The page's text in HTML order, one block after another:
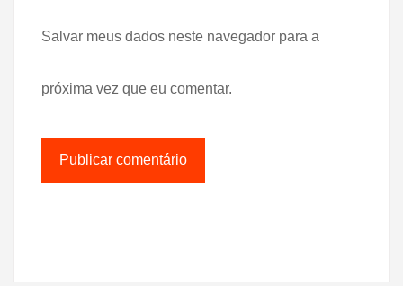
Salvar meus dados neste navegador para a
próxima vez que eu comentar.